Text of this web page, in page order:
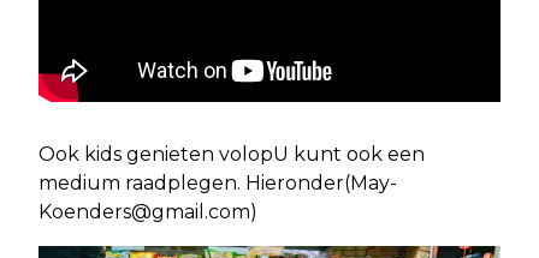
Ook kids genieten volopU kunt ook een
medium raadplegen. Hieronder(May-
Koenders@gmail.com)